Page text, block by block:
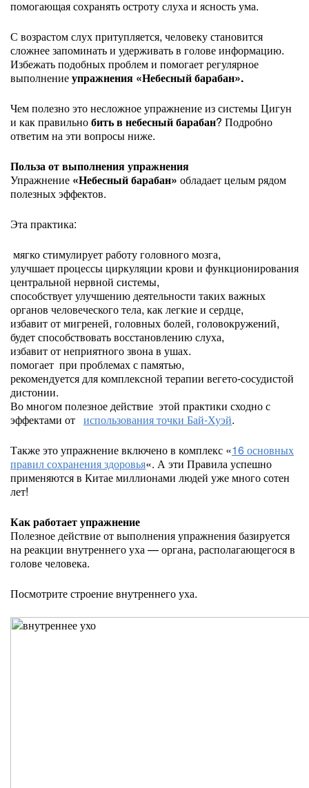
помогающая сохранять остроту слуха и ясность ума.
С возрастом слух притупляется, человеку становится
сложнее запоминать и удерживать в голове информацию.
Избежать подобных проблем и помогает регулярное
выполнениеупражнения «Небесный барабан».
Чем полезно это несложное упражнение из системы Цигун
и как правильнобить в небесный барабан? Подробно
ответим на эти вопросы ниже.
Польза от выполнения упражнения
Упражнение «Небесный барабан» обладает целым рядом
полезных эффектов.
Эта практика:
мягко стимулирует работу головного мозга,
улучшает процессы циркуляции крови и функционирования
центральной нервной системы,
способствует улучшению деятельности таких важных
органов человеческого тела, как легкие и сердце,
избавит от мигреней, головных болей, головокружений,
будет способствовать восстановлению слуха,
избавит от неприятного звона в ушах.
помогает при проблемах с памятью,
рекомендуется для комплексной терапии вегето-сосудистой
дистонии.
Во многом полезное действие этой практики сходно с
эффектами от использования точки Бай-Хуэй.
Также это упражнение включено в комплекс «16 основных
правил сохранения здоровья«. А эти Правила успешно
применяются в Китае миллионами людей уже много сотен
лет!
Как работает упражнение
Полезное действие от выполнения упражнения базируется
на реакции внутреннего уха — органа, располагающегося в
голове человека.
Посмотрите строение внутреннего уха.